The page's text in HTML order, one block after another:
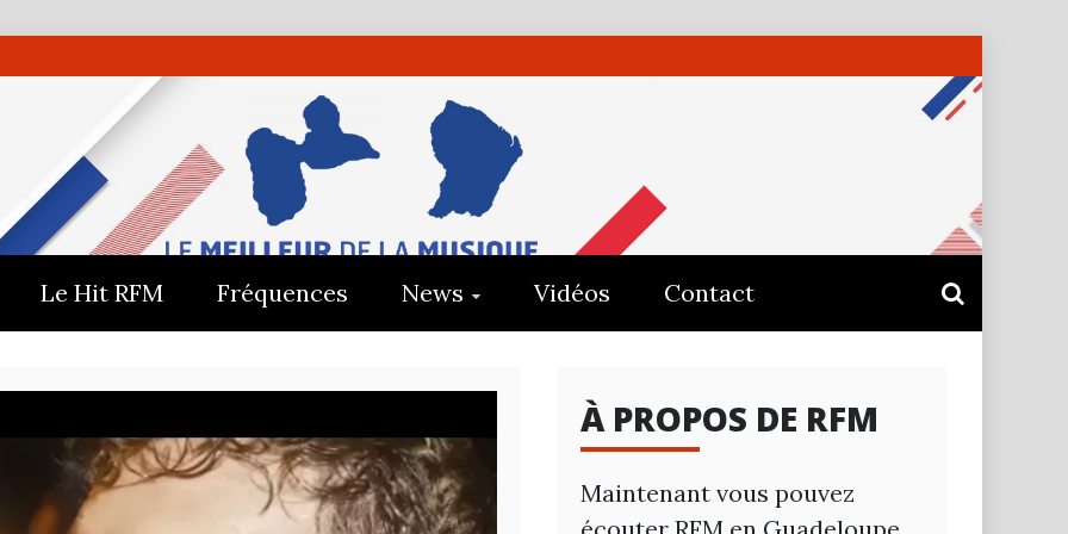
–
Le Hit RFM Fréquences News Vidéos Contact
À PROPOS DE RFM
Maintenant vous pouvez